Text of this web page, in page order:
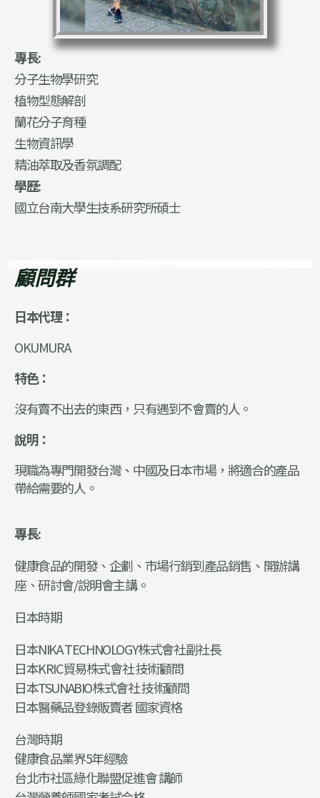
專長:
分子生物學研究
植物型態解剖
蘭花分子育種
生物資訊學
精油萃取及香氛調配
學歷:
國立台南大學生技系研究所碩士
顧問群
日本代理：
OKUMURA
特色：
沒有賣不出去的東西，只有遇到不會賣的人。
說明：
現職為專門開發台灣、中國及日本市場，將適合的產品
帶給需要的人。
專長:
健康食品的開發、企劃、市場行銷到產品銷售、開辦講
座、研討會/說明會主講。
日本時期
日本NIKA TECHNOLOGY株式會社副社長
日本KRIC貿易株式會社 技術顧問
日本TSUNABIO株式會社 技術顧問
日本醫藥品登錄販賣者 國家資格
台灣時期
健康食品業界5年經驗
台北市社區綠化聯盟促進會 講師